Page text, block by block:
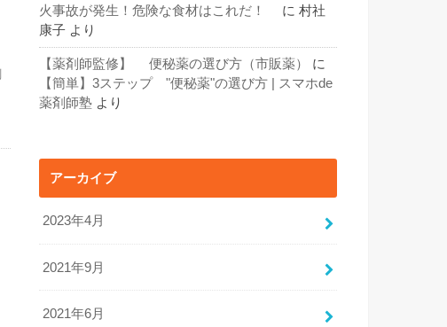
火事故が発生！危険な食材はこれだ！
に 村社
康子 より
【薬剤師監修】 便秘薬の選び方（市販薬）
に
【簡単】3ステップ "便秘薬"の選び方 | スマホde
薬剤師塾 より
アーカイブ
2023年4月
2021年9月
2021年6月